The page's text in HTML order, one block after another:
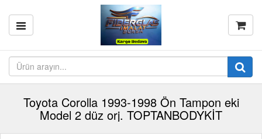
Toyota Corolla 1993-1998 Ön Tampon eki
Model 2 düz orj. TOPTANBODYKİT